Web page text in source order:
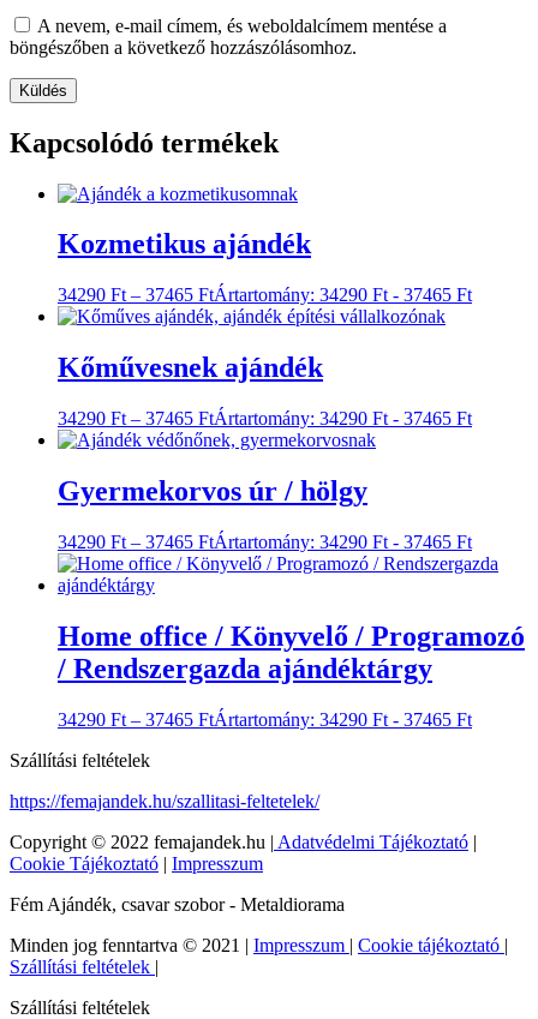
A nevem, e-mail címem, és weboldalcímem mentése a
böngészőben a következő hozzászólásomhoz.
Kapcsolódó termékek
Kozmetikus ajándék
34290 Ft – 37465 FtÁrtartomány: 34290 Ft - 37465 Ft
Kőművesnek ajándék
34290 Ft – 37465 FtÁrtartomány: 34290 Ft - 37465 Ft
Gyermekorvos úr / hölgy
34290 Ft – 37465 FtÁrtartomány: 34290 Ft - 37465 Ft
Home office / Könyvelő / Programozó
/ Rendszergazda ajándéktárgy
34290 Ft – 37465 FtÁrtartomány: 34290 Ft - 37465 Ft
Szállítási feltételek
https://femajandek.hu/szallitasi-feltetelek/
Copyright © 2022 femajandek.hu | Adatvédelmi Tájékoztató |
Cookie Tájékoztató | Impresszum
Fém Ajándék, csavar szobor - Metaldiorama
Minden jog fenntartva © 2021 | Impresszum | Cookie tájékoztató |
Szállítási feltételek |
Szállítási feltételek